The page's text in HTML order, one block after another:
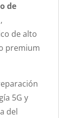
de
,
de alto
premium
5G y
del